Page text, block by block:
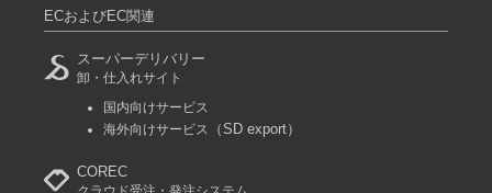
ECおよびEC関連
スーパーデリバリー
卸・仕入れサイト
国内向けサービス
海外向けサービス
（SD export）
COREC